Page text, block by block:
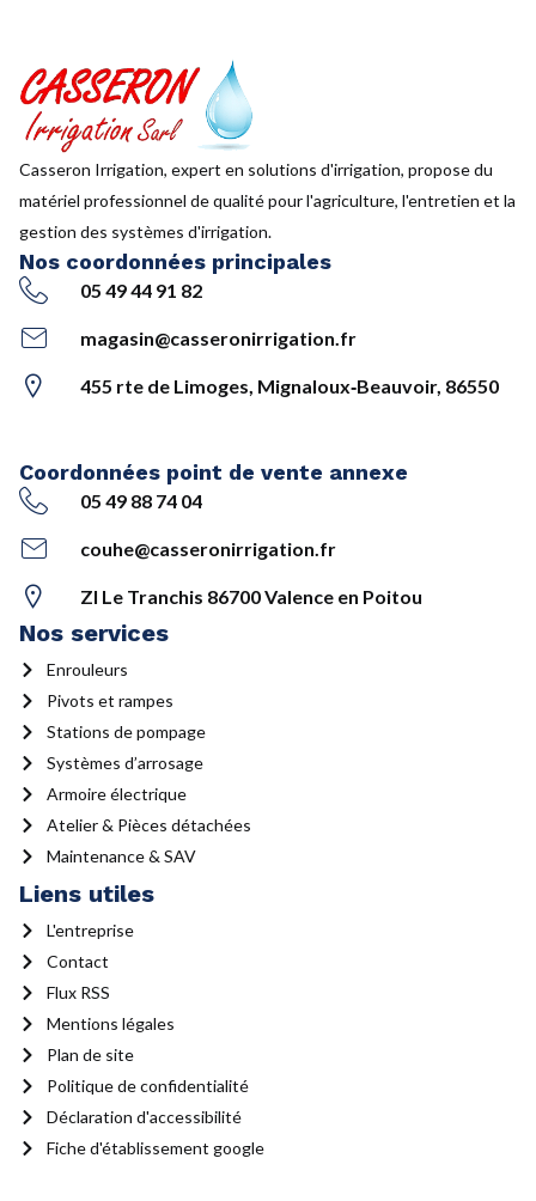
Casseron Irrigation, expert en solutions d'irrigation, propose du
matériel professionnel de qualité pour l'agriculture, l'entretien et la
gestion des systèmes d'irrigation.
Nos coordonnées principales
05 49 44 91 82
magasin@casseronirrigation.fr
455 rte de Limoges, Mignaloux‑Beauvoir, 86550
Coordonnées point de vente annexe
05 49 88 74 04
couhe@casseronirrigation.fr
ZI Le Tranchis 86700 Valence en Poitou
Nos services
Enrouleurs
Pivots et rampes
Stations de pompage
Systèmes d’arrosage
Armoire électrique
Atelier & Pièces détachées
Maintenance & SAV
Liens utiles
L'entreprise
Contact
Flux RSS
Mentions légales
Plan de site
Politique de confidentialité
Déclaration d'accessibilité
Fiche d'établissement google